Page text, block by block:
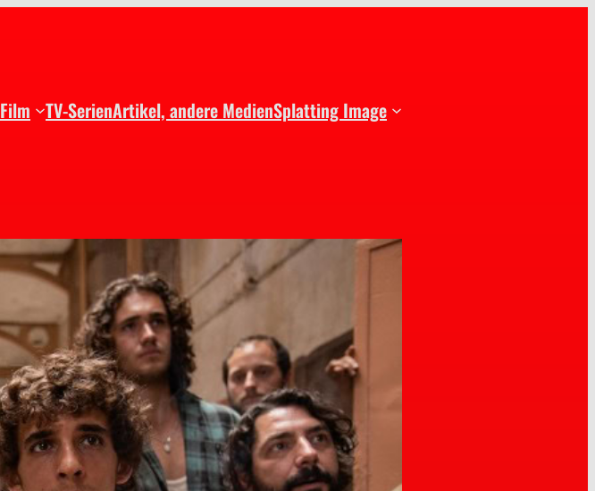
Film TV-SerienArtikel, andere MedienSplatting Image